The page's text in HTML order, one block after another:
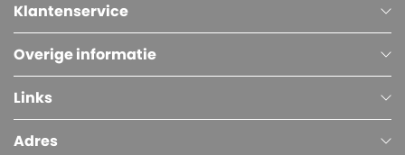
Klantenservice
Overige informatie
Links
Adres